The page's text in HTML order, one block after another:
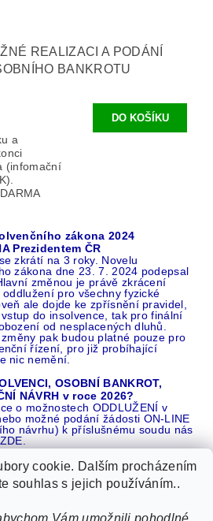
REALIZACI A PODÁNÍ
BANKROTU
a
(infomační
zákona 2024
Prezidentem ČR
zkrátí na 3 roky. Novelu
zákona dne 23. 7. 2024 podepsal
změnou je právě zkrácení
pro všechny fyzické
ale dojde ke zpřísnění pravidel,
do insolvence, tak pro finální
od nesplacených dluhů.
pak budou platné pouze pro
řízení, pro již probíhající
nic nemění.
OSOBNÍ BANKROT,
NÁVRH v roce 2026?
o možnostech ODDLUŽENÍ v
možné podání žádosti ON-LINE
návrhu) k příslušnému soudu nás
16 let REFERENCÍ v celé ČR |
cookie. Dalším procházením
souhlas s jejich používáním..
Vám umožnili pohodlné